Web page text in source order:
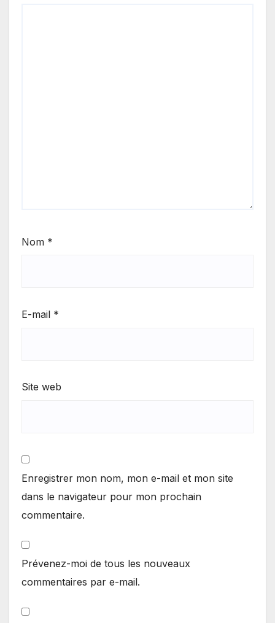
Nom *
E-mail *
Site web
Enregistrer mon nom, mon e-mail et mon site
dans le navigateur pour mon prochain
commentaire.
Prévenez-moi de tous les nouveaux
commentaires par e-mail.